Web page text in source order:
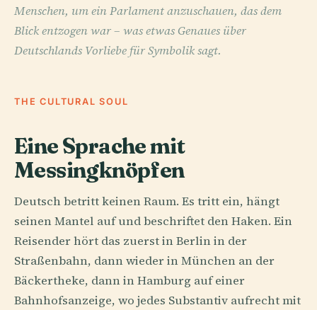
Menschen, um ein Parlament anzuschauen, das dem
Blick entzogen war – was etwas Genaues über
Deutschlands Vorliebe für Symbolik sagt.
THE CULTURAL SOUL
Eine Sprache mit
Messingknöpfen
Deutsch betritt keinen Raum. Es tritt ein, hängt
seinen Mantel auf und beschriftet den Haken. Ein
Reisender hört das zuerst in Berlin in der
Straßenbahn, dann wieder in München an der
Bäckertheke, dann in Hamburg auf einer
Bahnhofsanzeige, wo jedes Substantiv aufrecht mit